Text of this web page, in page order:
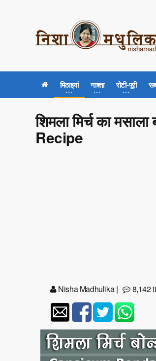
मिठाइयां नाश्ता रोटी-पूरी
शिमला मिर्च का
Recipe
Nisha Madhulika| 8,142